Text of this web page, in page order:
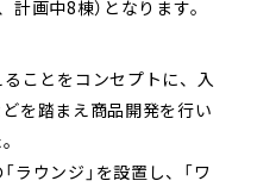
計画中8棟）となります。
ることをコンセプトに、入
を踏まえ商品開発を行い
ラウンジ」を設置し、「ワ